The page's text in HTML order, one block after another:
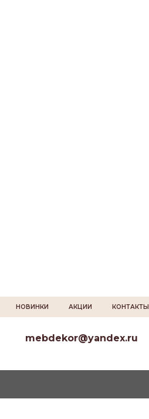
НОВИНКИ АКЦИИ КОНТАКТЫ
mebdekor@yandex.ru